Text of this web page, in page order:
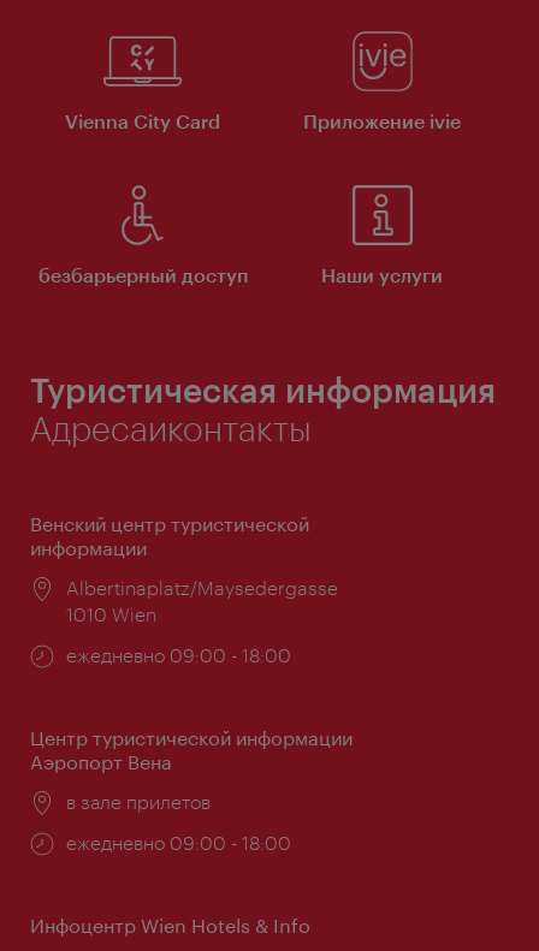
Vienna City Card Приложение ivie
безбарьерный доступ Наши услуги
Туристическая информация
Адресаиконтакты
Венский центр туристической
информации
Расположение:
Albertinaplatz/Maysedergasse
1010 Wien
Часы
ежедневно 09:00 - 18:00
Центр туристической информации
Аэропорт Вена
Расположение:
в зале прилетов
Часы
ежедневно 09:00 - 18:00
Инфоцентр Wien Hotels & Info